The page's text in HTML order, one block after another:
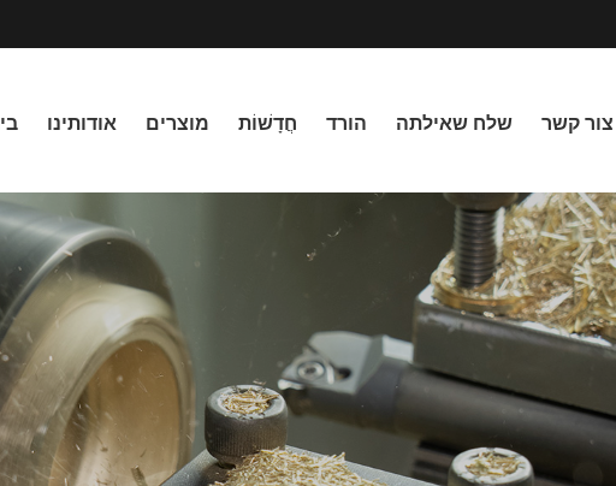
אודותינו מוצרים חֲדָשׁוֹת הורד שלח שאילתה צור קשר